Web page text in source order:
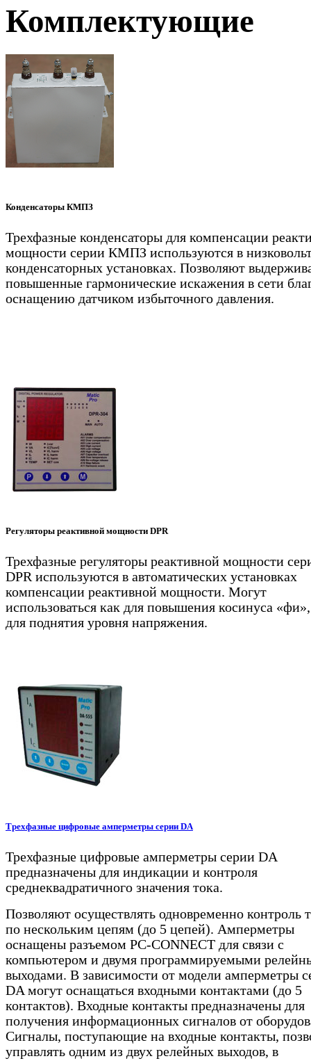
Комплектующие
Конденсаторы КМПЗ
Трехфазные конденсаторы для компенсации
мощности серии КМПЗ используются в
конденсаторных установках. Позволяют
повышенные гармонические искажения в сети
оснащению датчиком избыточного давления.
Регуляторы реактивной мощности DPR
Трехфазные регуляторы реактивной мощности
DPR используются в автоматических установках
компенсации реактивной мощности. Могут
использоваться как для повышения косинуса
для поднятия уровня напряжения.
Трехфазные цифровые амперметры серии DA
Трехфазные цифровые амперметры серии DA
предназначены для индикации и контроля
среднеквадратичного значения тока.
Позволяют осуществлять одновременно контроль
по нескольким цепям (до 5 цепей). Амперметры
оснащены разъемом PC-CONNECT для связи с
компьютером и двумя программируемыми
выходами. В зависимости от модели амперметры
DA могут оснащаться входными контактами (до 5
контактов). Входные контакты предназначены для
получения информационных сигналов от
Сигналы, поступающие на входные контакты,
управлять одним из двух релейных выходов, в